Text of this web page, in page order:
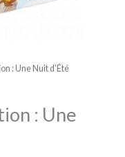
: Une Nuit d’Été
: Une